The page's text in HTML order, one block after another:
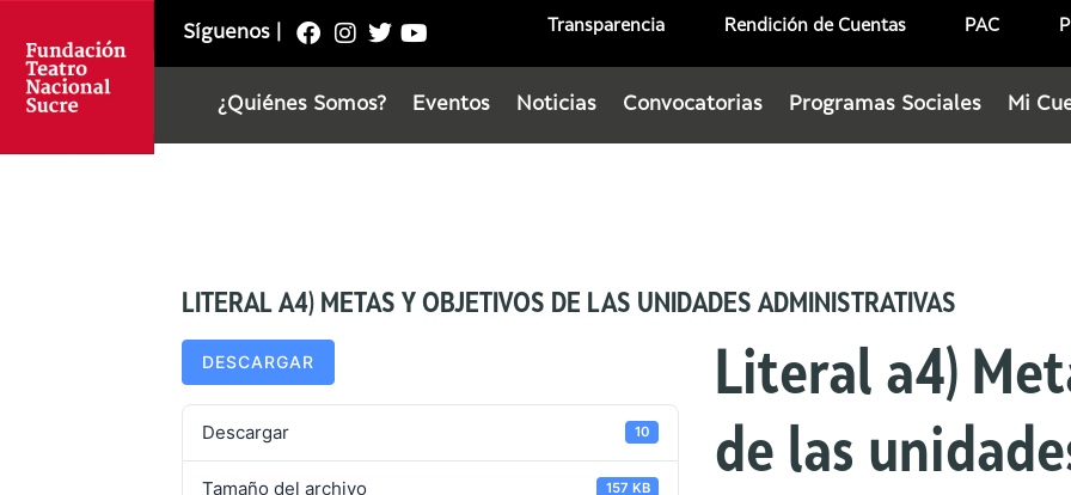
Síguenos Transparencia Rendición de Cuentas PAC
¿Quiénes Somos? Eventos Noticias Convocatorias Programas Sociales Mi
LITERAL A4) METAS Y OBJETIVOS DE LAS UNIDADES ADMINISTRATIVAS
DESCARGAR
Descargar 10
Tamaño del archivo 157 KB
Literal a4)
de las